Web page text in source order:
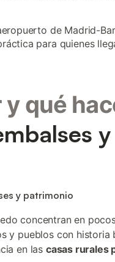
de Madrid-
para quienes
y qué
y patrimonio
concentran en
y pueblos con
en las casas rurales